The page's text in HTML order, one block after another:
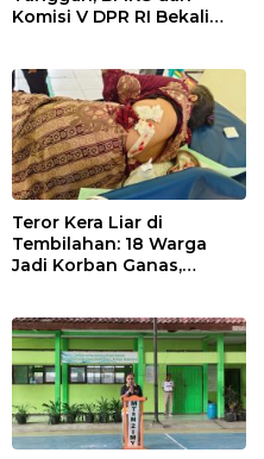
Komisi V DPR RI Bekali
Teror Kera Liar di
Tembilahan: 18 Warga
Jadi Korban Ganas,